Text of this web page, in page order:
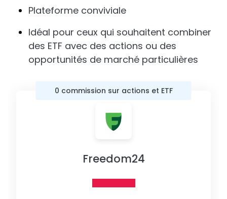
Plateforme conviviale
Idéal pour ceux qui souhaitent combiner
des ETF avec des actions ou des
opportunités de marché particulières
0 commission sur actions et ETF
Freedom24